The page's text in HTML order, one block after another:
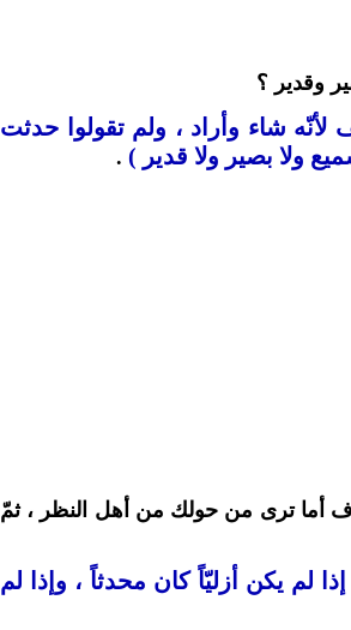
وقدير ؟
لأنّه شاء وأراد ، ولم تقولوا حدثت
ولا بصير ولا قدير ) .
أما ترى من حولك من أهل النظر ، ثمّ
لم يكن أزليّاً كان محدثاً ، وإذا لم